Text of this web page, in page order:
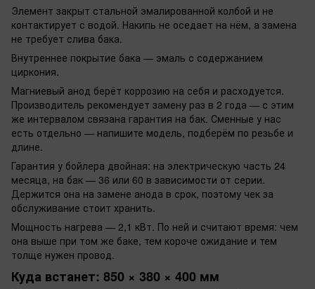
Элемент закрыт стальной эмалированной колбой и не
контактирует с водой. Накипь не оседает на нём, а замена
не требует слива бака.
Внутреннее покрытие бака — эмаль с содержанием
циркония.
Магниевый анод берёт коррозию на себя и расходуется.
Производитель рекомендует замену раз в 2 года — с этим
же интервалом связана гарантия на бак. Сменные у нас
есть отдельно — напишите модель, подберём по резьбе и
длине.
Гарантия у бойлера двойная: на электрическую часть 24
месяца, на бак — 36 или 60 в зависимости от серии.
Держится она на замене анода в срок, поэтому чек за
обслуживание стоит хранить.
Мощность нагрева — 2,1 кВт. По ней и считают время: чем
она выше при том же баке, тем короче ожидание и тем
толще нужен провод.
Куда встанет: 850 × 380 × 400 мм